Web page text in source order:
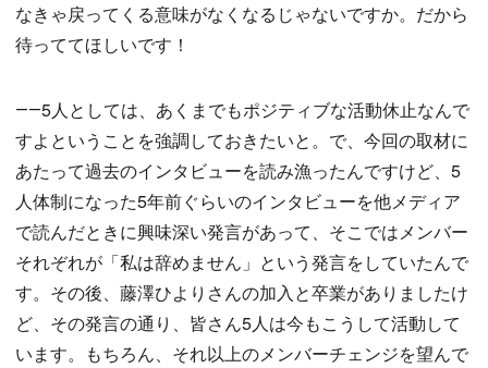
なきゃ戻ってくる意味がなくなるじゃないですか。だから
待っててほしいです！
――5人としては、あくまでもポジティブな活動休止なんで
すよということを強調しておきたいと。で、今回の取材に
あたって過去のインタビューを読み漁ったんですけど、5
人体制になった5年前ぐらいのインタビューを他メディア
で読んだときに興味深い発言があって、そこではメンバー
それぞれが「私は辞めません」という発言をしていたんで
す。その後、藤澤ひよりさんの加入と卒業がありましたけ
ど、その発言の通り、皆さん5人は今もこうして活動して
います。もちろん、それ以上のメンバーチェンジを望んで